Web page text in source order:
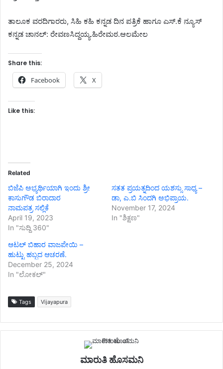
ತಾಲೂಕ ವರದಿಗಾರರು, ಸಿಹಿ ಕಹಿ ಕನ್ನಡ ದಿನ ಪತ್ರಿಕೆ ಹಾಗೂ ಎಸ್.ಕೆ ನ್ಯೂಸ್
ಕನ್ನಡ ಚಾನಲ್: ರೇವಣಸಿದ್ದಯ್ಯ.ಹಿರೇಮಠ.ಆಲಮೇಲ
Share this:
Facebook X
Like this:
Related
ಬಿಜೆಪಿ ಅಭ್ಯರ್ಥಿಯಾಗಿ ಇಂದು ಶ್ರೀ
ಕಾಸುಗೌಡ ಬಿರಾದಾರ
ನಾಮಪತ್ರ ಸಲ್ಲಿಕೆ
April 19, 2023
In "ಸುದ್ದಿ 360"
ಸತತ ಪ್ರಯತ್ನದಿಂದ ಯಶಸ್ಸು ಸಾಧ್ಯ –
ಡಾ, ಎ.ಬಿ ಸಿಂದಗಿ ಅಭಿಪ್ರಾಯ.
November 17, 2024
In "ಶಿಕ್ಷಣ"
ಆಟಲ್ ಬಿಹಾರ ವಾಜಪೇಯಿ –
ಹುಟ್ಟು ಹಬ್ಬದ ಆಚರಣೆ.
December 25, 2024
In "ಲೋಕಲ್"
Tags Vijayapura
ಮಾರುತಿ ಹೊಸಮನಿ